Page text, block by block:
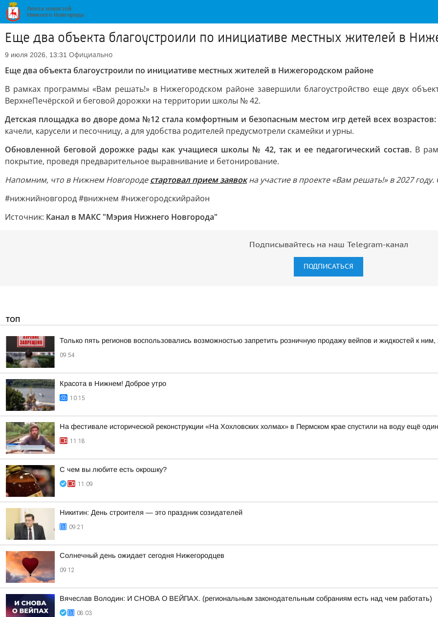
Еще два объекта благоустроили по инициативе местных жителей в
9 июля 2026, 13:31 Официально
Еще два объекта благоустроили по инициативе местных жителей в Нижегородском районе
В рамках программы «Вам решать!» в Нижегородском районе завершили благоустройство еще двух
ВерхнеПечёрской и беговой дорожки на территории школы № 42.
Детская площадка во дворе дома №12 стала комфортным и безопасным местом игр детей всех возрастов:
качели, карусели и песочницу, а для удобства родителей предусмотрели скамейки и урны.
Обновленной беговой дорожке рады как учащиеся школы № 42, так и ее педагогический состав. В
покрытие, проведя предварительное выравнивание и бетонирование.
Напомним, что в Нижнем Новгородестартовал прием заявокна участие в проекте «Вам решать!» в 2027
#нижнийновгород #внижнем #нижегородскийрайон
Источник: Канал в МАКС "Мэрия Нижнего Новгорода"
Подписывайтесь на наш Telegram-канал
ПОДПИСАТЬСЯ
ТОП
Только пять регионов воспользовались возможностью запретить розничную продажу вейпов и жидкостей к
09:54
Красота в Нижнем! Доброе утро
10:15
На фестивале исторической реконструкции «На Хохловских холмах» в Пермском крае спустили на воду ещё
11:18
С чем вы любите есть окрошку?
11:09
Никитин: День строителя — это праздник созидателей
09:21
Солнечный день ожидает сегодня Нижегородцев
09:12
Вячеслав Володин: И СНОВА О ВЕЙПАХ. (региональным законодательным собраниям есть над чем работать)
08:03